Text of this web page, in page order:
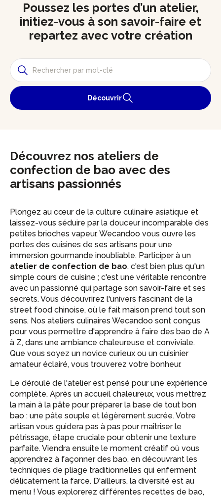
Poussez les portes d’un atelier,
initiez-vous à son savoir-faire et
repartez avec votre création
Découvrir
Découvrez nos ateliers de
confection de bao avec des
artisans passionnés
Plongez au cœur de la culture culinaire asiatique et
laissez-vous séduire par la douceur incomparable des
petites brioches vapeur. Wecandoo vous ouvre les
portes des cuisines de ses artisans pour une
immersion gourmande inoubliable. Participer à un
atelier de confection de bao, c'est bien plus qu'un
simple cours de cuisine ; c'est une véritable rencontre
avec un passionné qui partage son savoir-faire et ses
secrets. Vous découvrirez l'univers fascinant de la
street food chinoise, où le fait maison prend tout son
sens. Nos ateliers culinaires Wecandoo sont conçus
pour vous permettre d'apprendre à faire des bao de A
à Z, dans une ambiance chaleureuse et conviviale.
Que vous soyez un novice curieux ou un cuisinier
amateur éclairé, vous trouverez votre bonheur.
Le déroulé de l'atelier est pensé pour une expérience
complète. Après un accueil chaleureux, vous mettrez
la main à la pâte pour préparer la base de tout bon
bao : une pâte souple et légèrement sucrée. Votre
artisan vous guidera pas à pas pour maîtriser le
pétrissage, étape cruciale pour obtenir une texture
parfaite. Viendra ensuite le moment créatif où vous
apprendrez à façonner des bao, en découvrant les
techniques de pliage traditionnelles qui enferment
délicatement la farce. D'ailleurs, la diversité est au
menu ! Vous explorerez différentes recettes de bao,